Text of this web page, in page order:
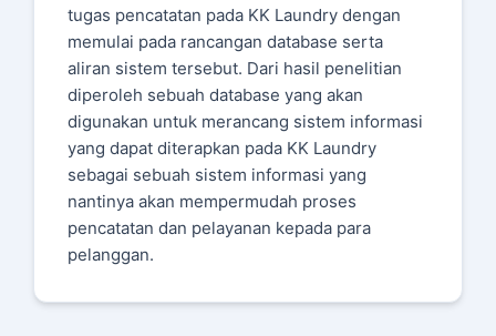
tugas pencatatan pada KK Laundry dengan
memulai pada rancangan database serta
aliran sistem tersebut. Dari hasil penelitian
diperoleh sebuah database yang akan
digunakan untuk merancang sistem informasi
yang dapat diterapkan pada KK Laundry
sebagai sebuah sistem informasi yang
nantinya akan mempermudah proses
pencatatan dan pelayanan kepada para
pelanggan.